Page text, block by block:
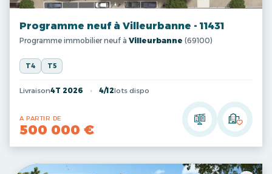
Programme neuf à Villeurbanne - 11431
Programme immobilier neuf à Villeurbanne (69100)
T4 T5
Livraison4T 2026 4/12lots dispo
A PARTIR DE
500 000 €